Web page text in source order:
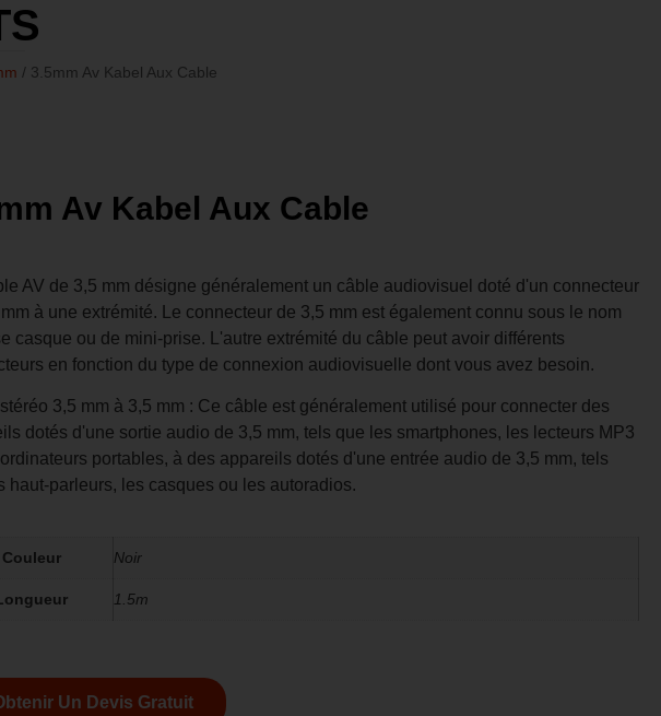
/ 3.5mm Av Kabel Aux Cable
Av Kabel Aux Cable
AV de 3,5 mm désigne généralement un câble audiovisuel doté d'un connecteur
à une extrémité. Le connecteur de 3,5 mm est également connu sous le nom
casque ou de mini-prise. L'autre extrémité du câble peut avoir différents
en fonction du type de connexion audiovisuelle dont vous avez besoin.
3,5 mm à 3,5 mm : Ce câble est généralement utilisé pour connecter des
dotés d'une sortie audio de 3,5 mm, tels que les smartphones, les lecteurs MP3
portables, à des appareils dotés d'une entrée audio de 3,5 mm, tels
haut-parleurs, les casques ou les autoradios.
Couleur Noir
1.5m
Un Devis Gratuit